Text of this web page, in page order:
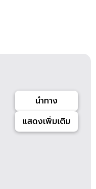
นำทาง
แสดงเพิ่มเติม